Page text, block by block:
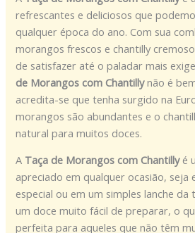
refrescantes e deliciosos que
qualquer época do ano. Com sua
morangos frescos e chantilly
de satisfazer até o paladar mais
de Morangos com Chantillynão é
acredita-se que tenha surgido na
morangos são abundantes e o
natural para muitos doces.
A Taça de Morangos com Chantillyé
apreciado em qualquer ocasião, seja
especial ou em um simples lanche da
um doce muito fácil de preparar, o
perfeita para aqueles que não têm